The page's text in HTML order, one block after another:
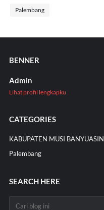
Palembang
BENNER
Admin
Lihat profil lengkapku
CATEGORIES
KABUPATEN MUSI BANYUASIN
Palembang
SEARCH HERE